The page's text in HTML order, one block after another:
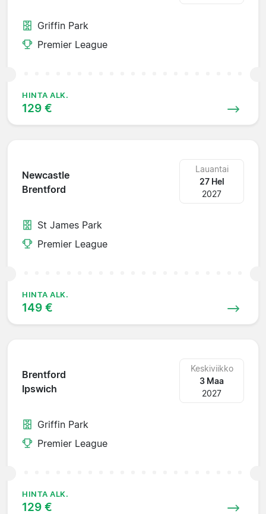
Griffin Park
Premier League
HINTA ALK.
129 €
Newcastle
Brentford
Lauantai
27 Hel
2027
St James Park
Premier League
HINTA ALK.
149 €
Brentford
Ipswich
Keskiviikko
3 Maa
2027
Griffin Park
Premier League
HINTA ALK.
129 €